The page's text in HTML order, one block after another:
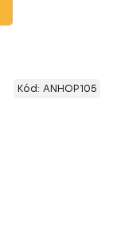
Kód: ANHOP105